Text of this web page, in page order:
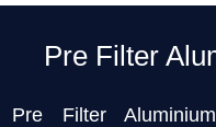
Pre Filter
Pre Filter